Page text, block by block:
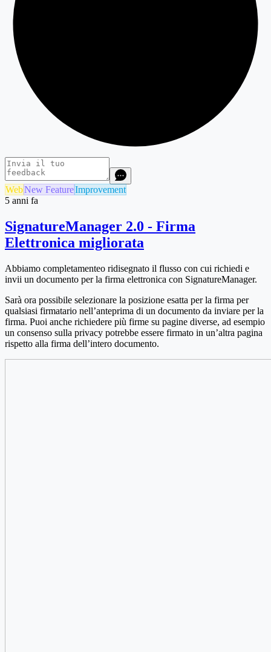
WebNew FeatureImprovement
5 anni fa
SignatureManager 2.0 - Firma
Elettronica migliorata
Abbiamo completamenteo ridisegnato il flusso con cui richiedi e
invii un documento per la firma elettronica con SignatureManager.
Sarà ora possibile selezionare la posizione esatta per la firma per
qualsiasi firmatario nell’anteprima di un documento da inviare per la
firma. Puoi anche richiedere più firme su pagine diverse, ad esempio
un consenso sulla privacy potrebbe essere firmato in un’altra pagina
rispetto alla firma dell’intero documento.